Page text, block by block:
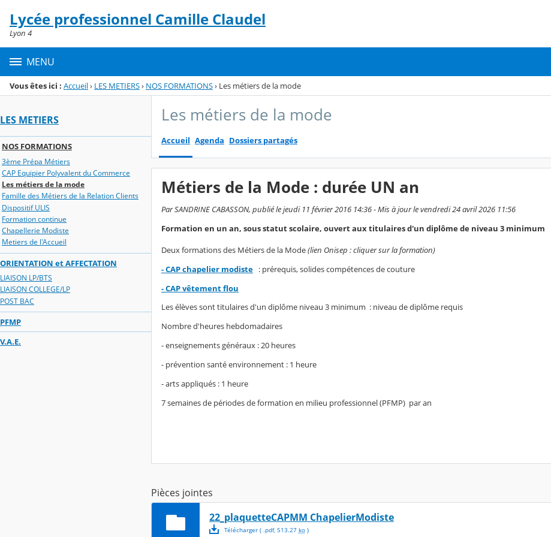
Menu de la rubrique
Contenu
Lycée professionnel Camille Claudel
Lyon 4
MENU
Vous êtes ici : Accueil› LES METIERS› NOS FORMATIONS› Les métiers de la mode
LES METIERS
NOS FORMATIONS
3ème Prépa Métiers
CAP Equipier Polyvalent du Commerce
Les métiers de la mode
Famille des Métiers de la Relation Clients
Dispositif ULIS
Formation continue
Chapellerie Modiste
Metiers de l'Accueil
ORIENTATION et AFFECTATION
LIAISON LP/BTS
LIAISON COLLEGE/LP
POST BAC
PFMP
V.A.E.
Les métiers de la mode
Accueil Agenda Dossiers partagés
Métiers de la Mode : durée UN an
Par SANDRINE CABASSON, publié le jeudi 11 février 2016 14:36 - Mis à jour le vendredi 24 avril 2026 11:56
Formation en un an, sous statut scolaire, ouvert aux titulaires d'un diplôme de niveau 3 minimum
Deux formations des Métiers de la Mode(lien Onisep : cliquer sur la formation)
- CAP chapelier modiste : prérequis, solides compétences de couture
- CAP vêtement flou
Les élèves sont titulaires d'un diplôme niveau 3 minimum : niveau de diplôme requis
Nombre d'heures hebdomadaires
- enseignements généraux : 20 heures
- prévention santé environnement : 1 heure
- arts appliqués : 1 heure
7 semaines de périodes de formation en milieu professionnel (PFMP) par an
Pièces jointes
22_plaquetteCAPMM ChapelierModiste
Télécharger( .pdf, 513.27 ko)